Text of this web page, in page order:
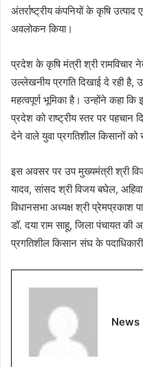
अंतर्राष्ट्रीय कंपनियों के कृषि
अवलोकन किया।
प्रदेश के कृषि मंत्री श्री रामविचार
उल्लेखनीय प्रगति दिखाई दे रही है,
महत्वपूर्ण भूमिका है। उन्होंने कहा
प्रदेश को राष्ट्रीय स्तर पर पहचान
देने वाले युवा प्रगतिशील किसानों को
इस अवसर पर उप मुख्यमंत्री श्री
यादव, सांसद श्री विजय बघेल,
विधानसभा अध्यक्ष श्री प्रेमप्रकाश
डॉ. दया राम साहू, जिला पंचायत की
प्रगतिशील किसान संघ के
News